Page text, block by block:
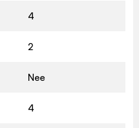
4
2
Nee
4